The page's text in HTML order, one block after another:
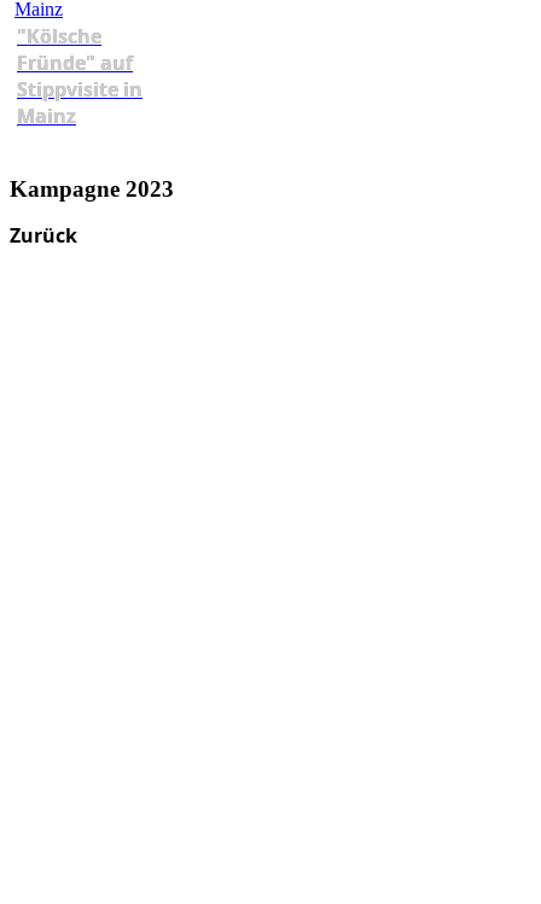
"Kölsche
Fründe" auf
Stippvisite in
Mainz
Kampagne 2023
Zurück